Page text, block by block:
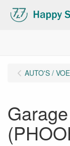
AUTO'S /